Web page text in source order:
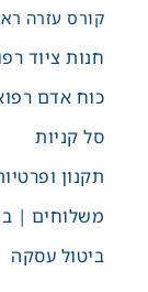
קורס עזרה
חנות ציוד
כוח אדם
סל קניות
תקנון
משלוחים |
ביטול עסקה